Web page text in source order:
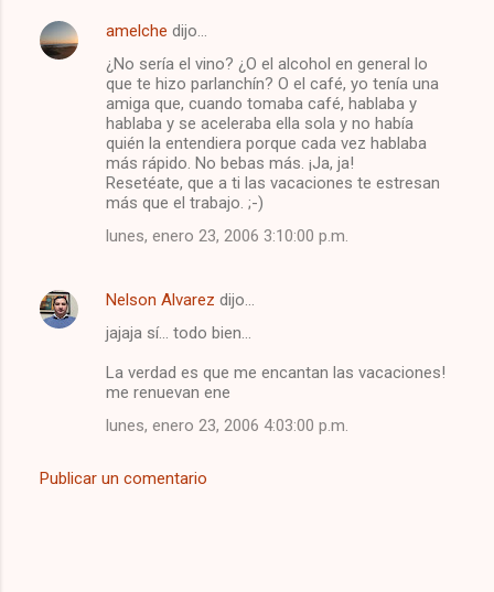
amelche dijo…
¿No sería el vino? ¿O el alcohol en general lo
que te hizo parlanchín? O el café, yo tenía una
amiga que, cuando tomaba café, hablaba y
hablaba y se aceleraba ella sola y no había
quién la entendiera porque cada vez hablaba
más rápido. No bebas más. ¡Ja, ja!
Resetéate, que a ti las vacaciones te estresan
más que el trabajo. ;-)
lunes, enero 23, 2006 3:10:00 p.m.
Nelson Alvarez dijo…
jajaja sí... todo bien...
La verdad es que me encantan las vacaciones!
me renuevan ene
lunes, enero 23, 2006 4:03:00 p.m.
Publicar un comentario